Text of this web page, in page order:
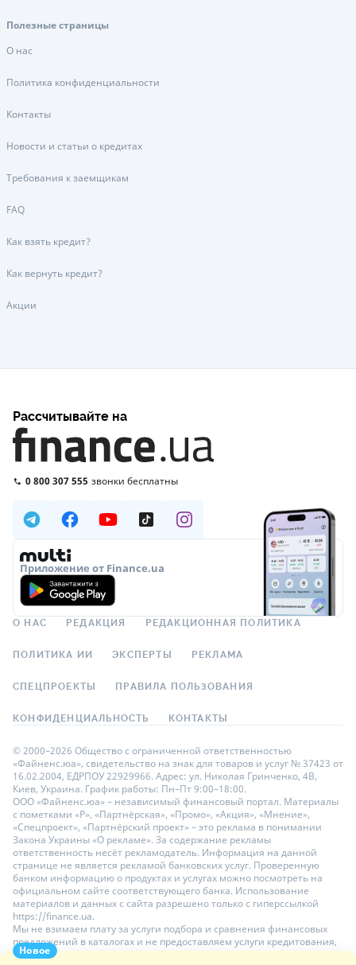
Новое
Полезные страницы
О нас
Политика конфиденциальности
Контакты
Новости и статьи о кредитах
Требования к заемщикам
FAQ
Как взять кредит?
Как вернуть кредит?
Акции
Рассчитывайте на
0 800 307 555 звонки бесплатны
Приложение от Finance.ua
О НАС РЕДАКЦИЯ РЕДАКЦИОННАЯ ПОЛИТИКА
ПОЛИТИКА ИИ ЭКСПЕРТЫ РЕКЛАМА
СПЕЦПРОЕКТЫ ПРАВИЛА ПОЛЬЗОВАНИЯ
КОНФИДЕНЦИАЛЬНОСТЬ КОНТАКТЫ
© 2000–2026 Общество с ограниченной ответственностью
«Файненс.юа», свидетельство на знак для товаров и услуг № 37423 от
16.02.2004, ЕДРПОУ 22929966. Адрес: ул. Николая Гринченко, 4В,
Киев, Украина. График работы: Пн–Пт 9:00–18:00.
ООО «Файненс.юа» – независимый финансовый портал. Материалы
с пометками «Р», «Партнёрская», «Промо», «Акция», «Мнение»,
«Спецпроект», «Партнёрский проект» – это реклама в понимании
Закона Украины «О рекламе». За содержание рекламы
ответственность несёт рекламодатель. Информация на данной
странице не является рекламой банковских услуг. Проверенную
банком информацию о продуктах и услугах можно посмотреть на
официальном сайте соответствующего банка. Использование
материалов и данных с сайта разрешено только с гиперссылкой
https://finance.ua.
Мы не взимаем плату за услуги подбора и сравнения финансовых
предложений в каталогах и не предоставляем услуги кредитования,
размещения депозитов и страхования. Ваши личные данные на